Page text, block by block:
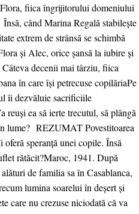
fiica îngrijitorului domeniului
când Marina Regală stabilește
extrem de strânsă se schimbă
și Alec, orice șansă la iubire și
decenii mai târziu, fiica
în care își petrecuse copilăriaPe
îi dezvăluie sacrificiile
reuși ea să ierte trecutul, să plângă
lume? REZUMAT Povestitoarea
speranță unei copile. Însă
rătăcit?Maroc, 1941. După
de familia sa în Casablanca,
lumina soarelui în deşert și
care nu crezuse niciodată că va